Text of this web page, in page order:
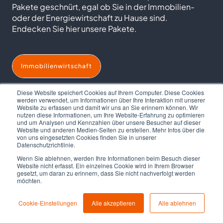
Diese Website speichert Cookies auf Ihrem Computer. Diese Cookies
werden verwendet, um Informationen über Ihre Interaktion mit unserer
Website zu erfassen und damit wir uns an Sie erinnern können. Wir
nutzen diese Informationen, um Ihre Website-Erfahrung zu optimieren
und um Analysen und Kennzahlen über unsere Besucher auf dieser
Website und anderen Medien-Seiten zu erstellen. Mehr Infos über die
von uns eingesetzten Cookies finden Sie in unserer
Datenschutzrichtlinie.
Wenn Sie ablehnen, werden Ihre Informationen beim Besuch dieser
Website nicht erfasst. Ein einzelnes Cookie wird in Ihrem Browser
gesetzt, um daran zu erinnern, dass Sie nicht nachverfolgt werden
möchten.
Cookie-Einstellungen Alle akzeptieren Alle ablehnen
Pakete geschnürt, egal ob Sie in der Immobilien-
oder der Energiewirtschaft zu Hause sind.
Endecken Sie hier unsere Pakete.
Immobilienwirtschaft
Energiewirtschaft
NEWS